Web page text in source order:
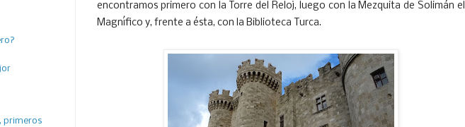
encontramos primero con la Torre del Reloj, luego con la Mezquita de Solimán el
Magnífico y, frente a ésta, con la Biblioteca Turca.
primeros